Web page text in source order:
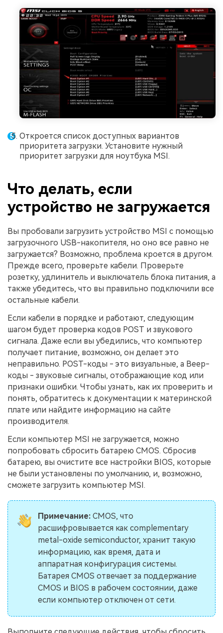
Откроется список доступных вариантов
приоритета загрузки. Установите нужный
приоритет загрузки для ноутбука MSI.
Что делать, если
устройство не загружается
Вы пробовали загрузить устройство MSI с помощью
загрузочного USB-накопителя, но оно все равно не
загружается? Возможно, проблема кроется в другом.
Прежде всего, проверьте кабели. Проверьте
розетку, удлинитель и выключатель блока питания, а
также убедитесь, что вы правильно подключили все
остальные кабели.
Если кабели в порядке и работают, следующим
шагом будет проверка кодов POST и звукового
сигнала. Даже если вы убедились, что компьютер
получает питание, возможно, он делает это
неправильно. POST-коды - это визуальные, а Beep-
коды - звуковые сигналы, отображающие код или
признаки ошибки. Чтобы узнать, как их проверить и
понять, обратитесь к документации к материнской
плате или найдите информацию на сайте
производителя.
Если компьютер MSI не загружается, можно
попробовать сбросить батарею CMOS. Сбросив
батарею, вы очистите все настройки BIOS, которые
не были установлены по умолчанию, и, возможно,
сможете загрузить компьютер MSI.
Примечание:CMOS, что
расшифровывается как complementary
metal-oxide semiconductor, хранит такую
информацию, как время, дата и
аппаратная конфигурация системы.
Батарея CMOS отвечает за поддержание
CMOS и BIOS в рабочем состоянии, даже
если компьютер отключен от сети.